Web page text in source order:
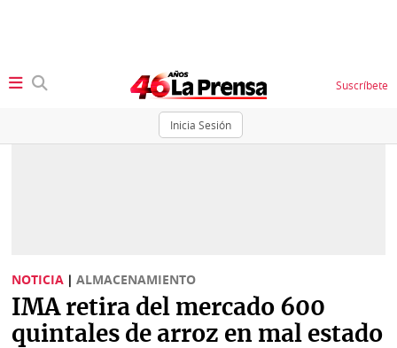
Inicia Sesión
Suscríbete
Sociedad
Judiciales
Status
K
NOTICIA | ALMACENAMIENTO
IMA retira del mercado 600
quintales de arroz en mal estado